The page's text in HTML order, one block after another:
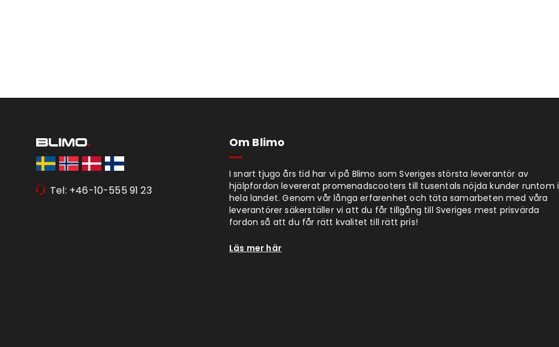
Tel: +46-10-555 91 23
Om Blimo
I snart tjugo års tid har vi på Blimo som Sveriges största leverantör av
hjälpfordon levererat promenadscooters till tusentals nöjda kunder runtom i
hela landet. Genom vår långa erfarenhet och täta samarbeten med våra
leverantörer säkerställer vi att du får tillgång till Sveriges mest prisvärda
fordon så att du får rätt kvalitet till rätt pris!
Läs mer här